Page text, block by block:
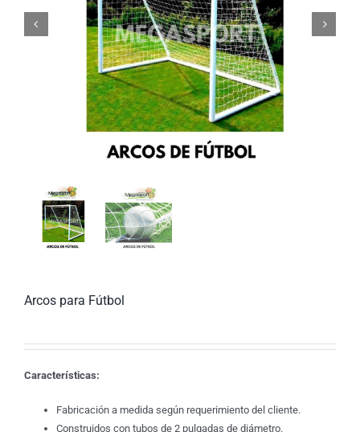
 
Arcos para Fútbol
Características:
Fabricación a medida según requerimiento del cliente.
Construidos con tubos de 2 pulgadas de diámetro.